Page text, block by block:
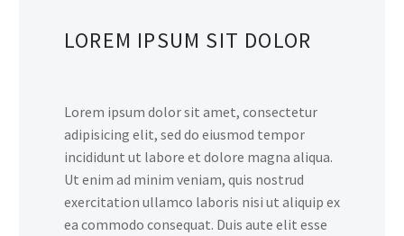
LOREM IPSUM SIT DOLOR
Lorem ipsum dolor sit amet, consectetur
adipisicing elit, sed do eiusmod tempor
incididunt ut labore et dolore magna aliqua.
Ut enim ad minim veniam, quis nostrud
exercitation ullamco laboris nisi ut aliquip ex
ea commodo consequat. Duis aute elit esse